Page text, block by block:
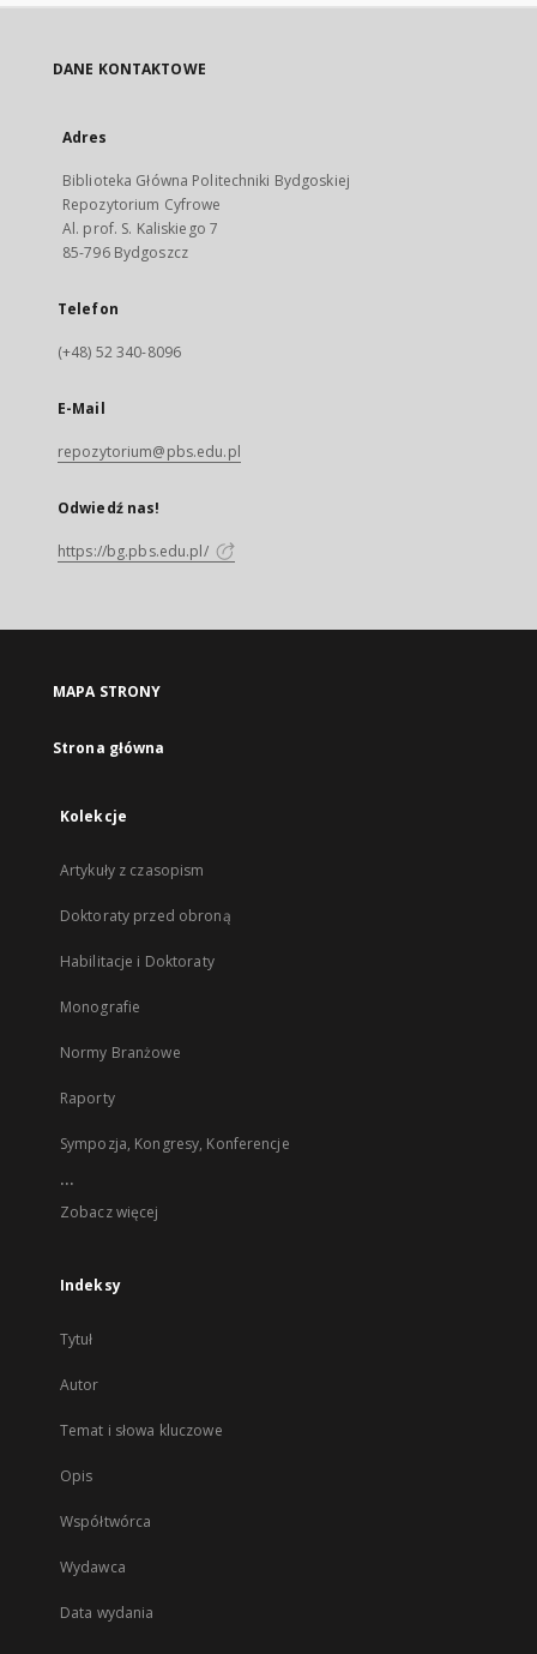
DANE KONTAKTOWE
Adres
Biblioteka Główna Politechniki Bydgoskiej
Repozytorium Cyfrowe
Al. prof. S. Kaliskiego 7
85-796 Bydgoszcz
Telefon
(+48) 52 340-8096
E-Mail
repozytorium@pbs.edu.pl
Odwiedź nas!
https://bg.pbs.edu.pl/
MAPA STRONY
Strona główna
Kolekcje
Artykuły z czasopism
Doktoraty przed obroną
Habilitacje i Doktoraty
Monografie
Normy Branżowe
Raporty
Sympozja, Kongresy, Konferencje
...
Zobacz więcej
Indeksy
Tytuł
Autor
Temat i słowa kluczowe
Opis
Współtwórca
Wydawca
Data wydania